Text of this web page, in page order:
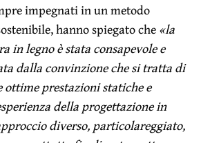
impegnati in un metodo
hanno spiegato che«la
in legno è stata consapevole e
dalla convinzione che si tratta di
ottime prestazioni statiche e
della progettazione in
diverso, particolareggiato,